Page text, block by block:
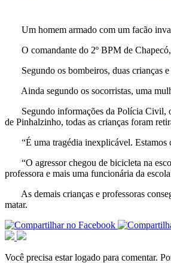
Um homem armado com um facão
O comandante do 2º BPM de Chapecó,
Segundo os bombeiros, duas crianças e
Ainda segundo os socorristas, uma
Segundo informações da Polícia Civil, o
de Pinhalzinho, todas as crianças foram
“É uma tragédia inexplicável. Estamos
“O agressor chegou de bicicleta na
professora e mais uma funcionária da
As demais crianças e professoras
matar.
Você precisa estar logado para comentar.